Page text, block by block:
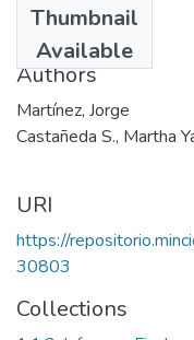
Thumbnail
Available
2000
Authors
Martínez, Jorge
Castañeda S., Martha
URI
https://
30803
Collections